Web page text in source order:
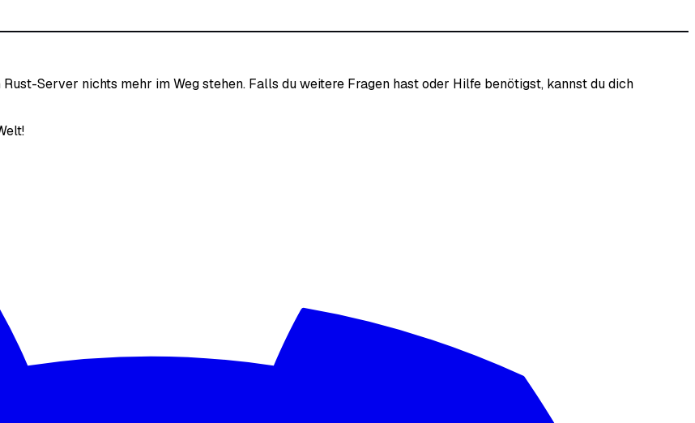
Server nichts mehr im Weg stehen. Falls du weitere Fragen hast oder Hilfe benötigst, kannst du dich